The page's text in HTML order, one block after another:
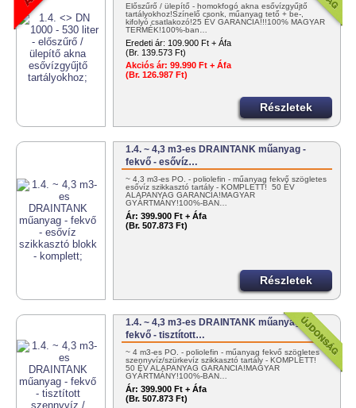
Előszűrő / ülepítő - homokfogó akna esővízgyűjtő
tartályokhoz!Színelő csonk, műanyag tető + be-,
kifolyó csatlakozó!25 ÉV GARANCIA!!!100% MAGYAR
TERMÉK!100%-ban…
Eredeti ár: 109.900 Ft + Áfa
(Br. 139.573 Ft)
Akciós ár: 99.990 Ft + Áfa
(Br. 126.987 Ft)
Részletek
1.4. ~ 4,3 m3-es DRAINTANK műanyag -
fekvő - esővíz…
~ 4,3 m3-es PO. - poliolefin - műanyag fekvő szögletes
esővíz szikkasztó tartály - KOMPLETT! 50 ÉV
ALAPANYAG GARANCIA!MAGYAR
GYÁRTMÁNY!100%-BAN…
Ár: 399.900 Ft + Áfa
(Br. 507.873 Ft)
Részletek
1.4. ~ 4,3 m3-es DRAINTANK műanyag -
fekvő - tisztított…
~ 4 m3-es PO. - poliolefin - műanyag fekvő szögletes
szennyvíz/szürkevíz szikkasztó tartály - KOMPLETT!
50 ÉV ALAPANYAG GARANCIA!MAGYAR
GYÁRTMÁNY!100%-BAN…
Ár: 399.900 Ft + Áfa
(Br. 507.873 Ft)